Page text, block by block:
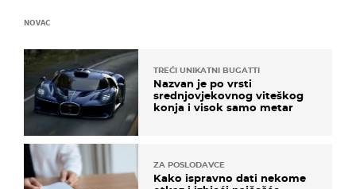
NOVAC
TREĆI UNIKATNI BUGATTI
Nazvan je po vrsti
srednjovjekovnog viteškog
konja i visok samo metar
ZA POSLODAVCE
Kako ispravno dati nekome